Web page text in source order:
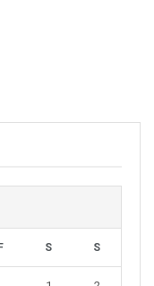
F S S